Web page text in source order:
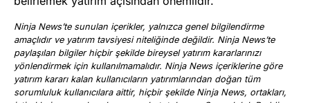
Ninja News’te sunulan içerikler, yalnızca genel bilgilendirme
amaçlıdır ve yatırım tavsiyesi niteliğinde değildir. Ninja News’te
paylaşılan bilgiler hiçbir şekilde bireysel yatırım kararlarınızı
yönlendirmek için kullanılmamalıdır. Ninja News içeriklerine göre
yatırım kararı kalan kullanıcıların yatırımlarından doğan tüm
sorumluluk kullanıcılara aittir, hiçbir şekilde Ninja News, ortakları,